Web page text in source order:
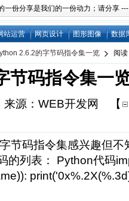
份分享是我们的一份动力；请分享
站运营 网页设计 图形图像 数据
2.6.2的字节码指令集一览 阅读
节码指令集一
源：WEB开发网
【
节码指令集感兴趣但不
的列表： Python代码